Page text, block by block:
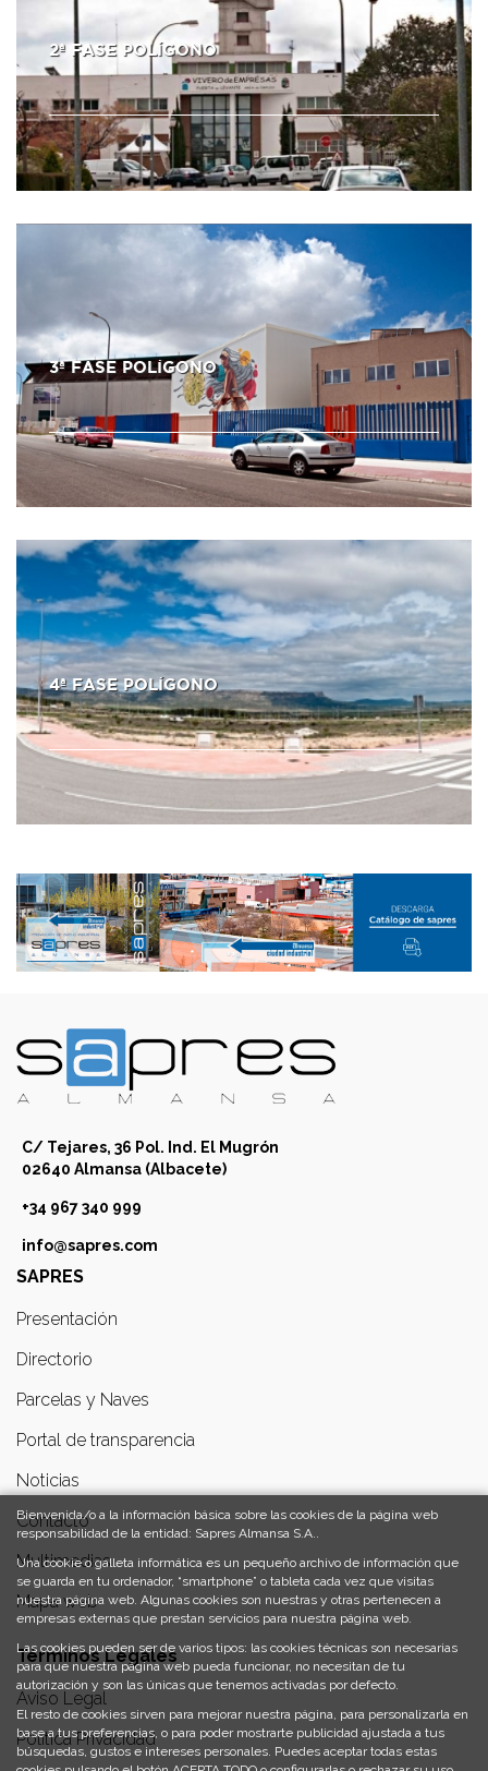
2ª FASE POLÍGONO
3ª FASE POLÍGONO
4ª FASE POLÍGONO
C/ Tejares, 36 Pol. Ind. El Mugrón
02640 Almansa (Albacete)
+34 967 340 999
info@sapres.com
SAPRES
Presentación
Directorio
Parcelas y Naves
Portal de transparencia
Noticias
Contacto
Multimedias
Mapa web
Términos Legales
Aviso Legal
Política Privacidad
Bienvenida/o a la información básica sobre las cookies de la página web
responsabilidad de la entidad: Sapres Almansa S.A..
Una cookie o galleta informática es un pequeño archivo de información que
se guarda en tu ordenador, “smartphone” o tableta cada vez que visitas
nuestra página web. Algunas cookies son nuestras y otras pertenecen a
empresas externas que prestan servicios para nuestra página web.
Las cookies pueden ser de varios tipos: las cookies técnicas son necesarias
para que nuestra página web pueda funcionar, no necesitan de tu
autorización y son las únicas que tenemos activadas por defecto.
El resto de cookies sirven para mejorar nuestra página, para personalizarla en
base a tus preferencias, o para poder mostrarte publicidad ajustada a tus
búsquedas, gustos e intereses personales. Puedes aceptar todas estas